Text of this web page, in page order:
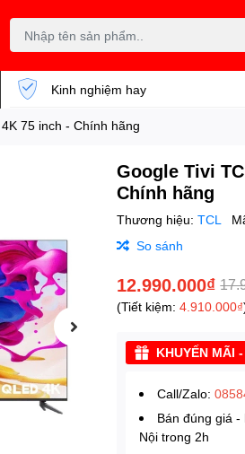
Kinh nghiệm hay
75 inch - Chính hãng
Google Tivi
Chính hãng
Thương hiệu:TCL
So sánh
12.990.000₫
(Tiết kiệm:4.910.000₫
KHUYẾN MÃI
Call/Zalo:
Bán đúng giá
Nội trong 2h